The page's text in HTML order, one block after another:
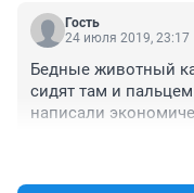
Гость
24 июля 2019, 23:17
Бедные животный
сидят там и
написали